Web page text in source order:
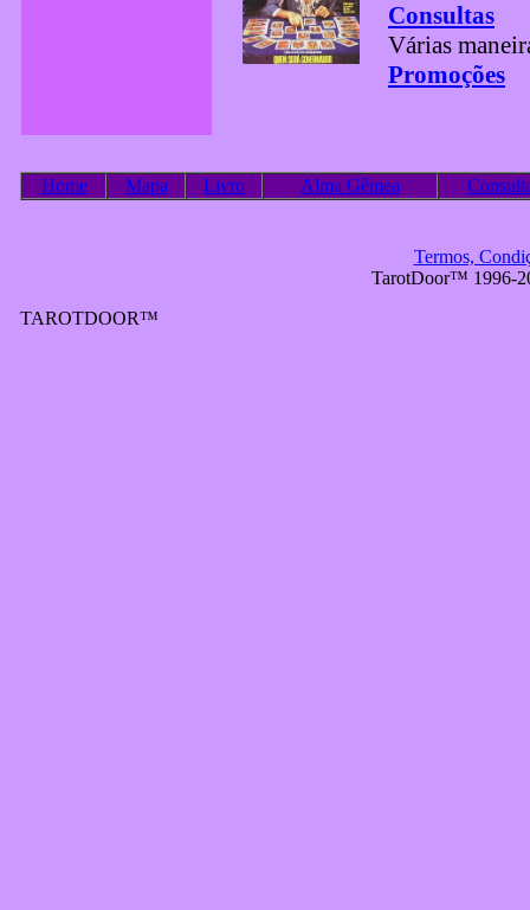
Consultas
Várias
Promoções
Home Mapa Livro Alma Gêmea
Termos,
TarotDoor™ 1996-
TAROTDOOR™